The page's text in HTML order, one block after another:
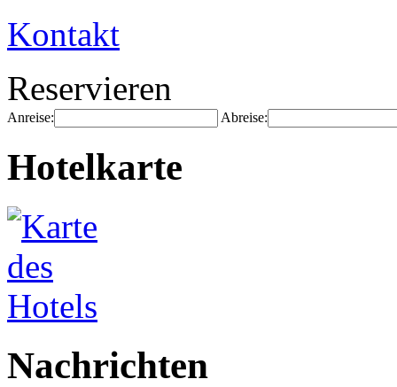
Kontakt
Reservieren
Anreise: Abreise:
Hotelkarte
Nachrichten